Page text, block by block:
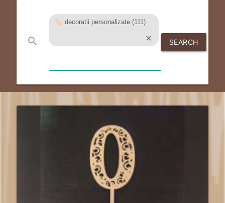
search
🏷️ decoratii personalizate (111)
close SEARCH